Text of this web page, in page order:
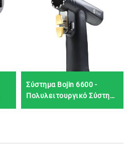
Σύστημα Bojin 6600 -
Πολυλειτουργικό Σύστημα